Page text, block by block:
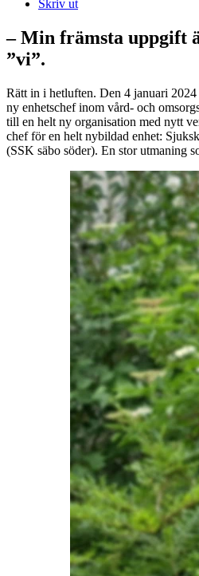
Skriv ut
– Min främsta uppgift
”vi”.
Rätt in i hetluften. Den 4 januari
ny enhetschef inom vård- och
till en helt ny organisation med nytt
chef för en helt nybildad enhet:
(SSK säbo söder). En stor utmaning